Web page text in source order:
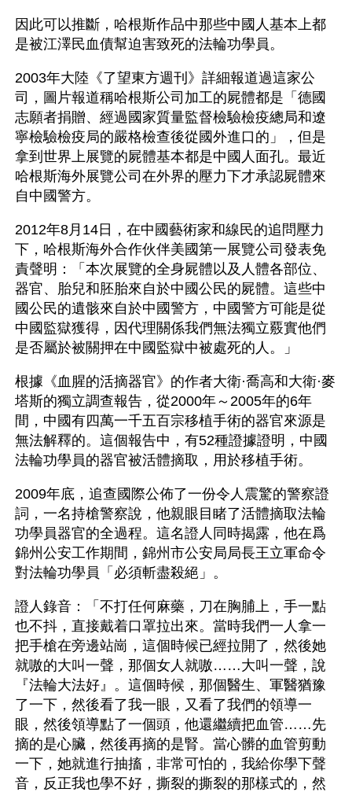
因此可以推斷，哈根斯作品中那些中國人基本上都
是被江澤民血債幫迫害致死的法輪功學員。
2003年大陸《了望東方週刊》詳細報道過這家公
司，圖片報道稱哈根斯公司加工的屍體都是「德國
志願者捐贈、經過國家質量監督檢驗檢疫總局和遼
寧檢驗檢疫局的嚴格檢查後從國外進口的」，但是
拿到世界上展覽的屍體基本都是中國人面孔。最近
哈根斯海外展覽公司在外界的壓力下才承認屍體來
自中國警方。
2012年8月14日，在中國藝術家和線民的追問壓力
下，哈根斯海外合作伙伴美國第一展覽公司發表免
責聲明：「本次展覽的全身屍體以及人體各部位、
器官、胎兒和胚胎來自於中國公民的屍體。這些中
國公民的遺骸來自於中國警方，中國警方可能是從
中國監獄獲得，因代理關係我們無法獨立覈實他們
是否屬於被關押在中國監獄中被處死的人。」
根據《血腥的活摘器官》的作者大衛·喬高和大衛·麥
塔斯的獨立調查報告，從2000年～2005年的6年
間，中國有四萬一千五百宗移植手術的器官來源是
無法解釋的。這個報告中，有52種證據證明，中國
法輪功學員的器官被活體摘取，用於移植手術。
2009年底，追查國際公佈了一份令人震驚的警察證
詞，一名持槍警察說，他親眼目睹了活體摘取法輪
功學員器官的全過程。這名證人同時揭露，他在爲
錦州公安工作期間，錦州市公安局局長王立軍命令
對法輪功學員「必須斬盡殺絕」。
證人錄音：「不打任何麻藥，刀在胸脯上，手一點
也不抖，直接戴着口罩拉出來。當時我們一人拿一
把手槍在旁邊站崗，這個時候已經拉開了，然後她
就嗷的大叫一聲，那個女人就嗷……大叫一聲，說
『法輪大法好』。這個時候，那個醫生、軍醫猶豫
了一下，然後看了我一眼，又看了我們的領導一
眼，然後領導點了一個頭，他還繼續把血管……先
摘的是心臟，然後再摘的是腎。當心髒的血管剪動
一下，她就進行抽搐，非常可怕的，我給你學下聲
音，反正我也學不好，撕裂的撕裂的那樣式的，然